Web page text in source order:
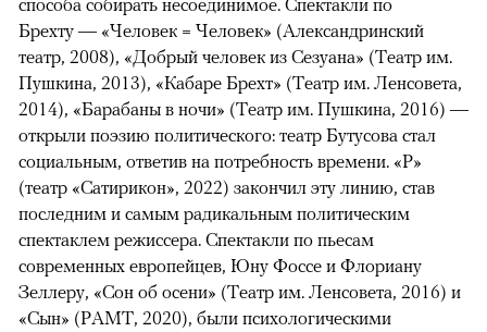
способа собирать несоединимое. Спектакли по
Брехту — «Человек = Человек» (Александринский
театр, 2008), «Добрый человек из Сезуана» (Театр им.
Пушкина, 2013), «Кабаре Брехт» (Театр им. Ленсовета,
2014), «Барабаны в ночи» (Театр им. Пушкина, 2016) —
открыли поэзию политического: театр Бутусова стал
социальным, ответив на потребность времени. «Р»
(театр «Сатирикон», 2022) закончил эту линию, став
последним и самым радикальным политическим
спектаклем режиссера. Спектакли по пьесам
современных европейцев, Юну Фоссе и Флориану
Зеллеру, «Сон об осени» (Театр им. Ленсовета, 2016) и
«Сын» (РАМТ, 2020), были психологическими